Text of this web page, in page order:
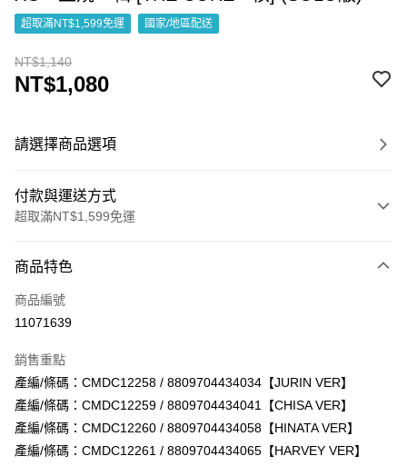
超取滿NT$1,599免運 國家/地區配送
NT$1,140
NT$1,080
請選擇商品選項
付款與運送方式
超取滿NT$1,599免運
信用卡一次付款
超商取貨付款
Apple Pay
街口支付
悠遊付
商品特色
商品編號
11071639
銷售重點
產編/條碼：CMDC12258 / 8809704434034【JURIN VER】
產編/條碼：CMDC12259 / 8809704434041【CHISA VER】
產編/條碼：CMDC12260 / 8809704434058【HINATA VER】
產編/條碼：CMDC12261 / 8809704434065【HARVEY VER】